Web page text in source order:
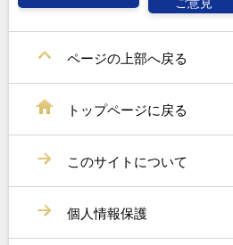
ご意見
ページの上部へ戻る
トップページに戻る
このサイトについて
個人情報保護